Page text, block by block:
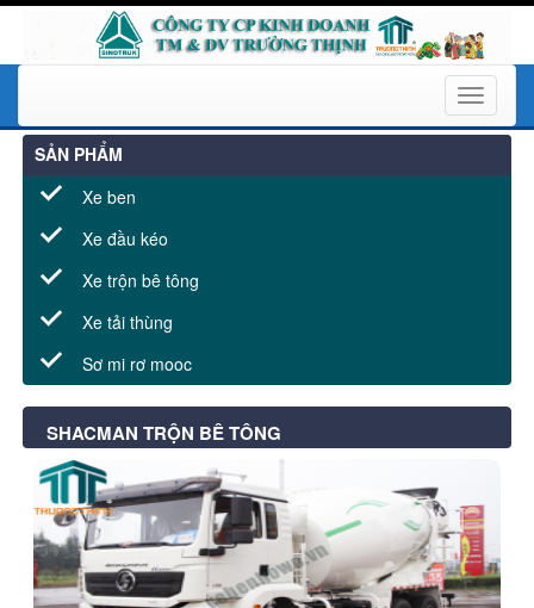
Toggle
SẢN PHẨM
Xe ben
Xe đầu kéo
Xe trộn bê tông
Xe tải thùng
Sơ mi rơ mooc
SHACMAN TRỘN BÊ TÔNG